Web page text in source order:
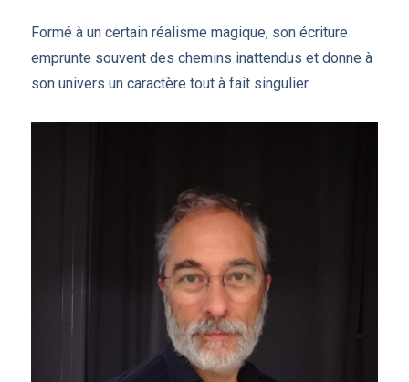
Formé à un certain réalisme magique, son écriture
emprunte souvent des chemins inattendus et donne à
son univers un caractère tout à fait singulier.